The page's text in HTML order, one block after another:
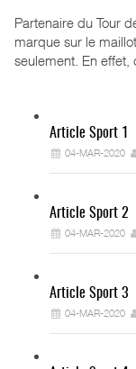
Partenaire du Tour
marque sur le
seulement. En effet,
Article Sport 1
04-MAR-2020
Article Sport 2
04-MAR-2020
Article Sport 3
04-MAR-2020